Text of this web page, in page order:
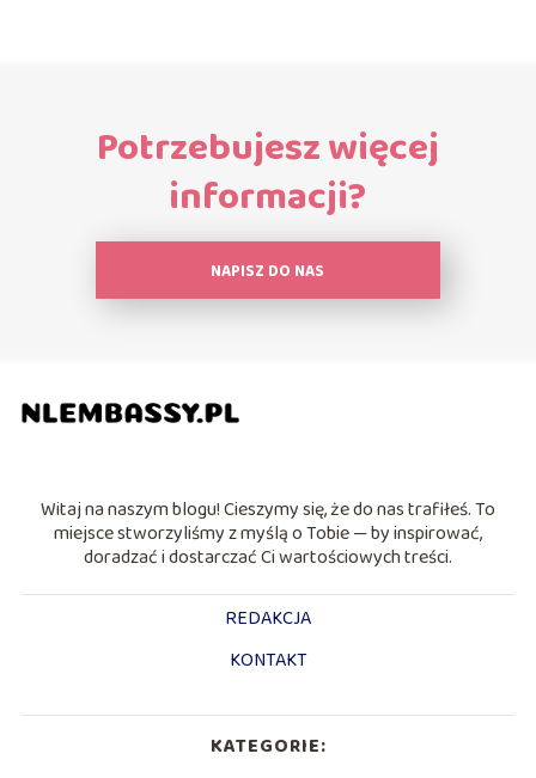
Potrzebujesz więcej
informacji?
NAPISZ DO NAS
Witaj na naszym blogu! Cieszymy się, że do nas trafiłeś. To
miejsce stworzyliśmy z myślą o Tobie — by inspirować,
doradzać i dostarczać Ci wartościowych treści.
REDAKCJA
KONTAKT
KATEGORIE: